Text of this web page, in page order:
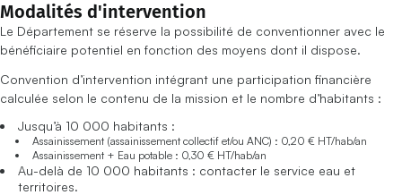
Modalités d'intervention
Le Département se réserve la possibilité de conventionner avec le
bénéficiaire potentiel en fonction des moyens dont il dispose.
Convention d’intervention intégrant une participation financière
calculée selon le contenu de la mission et le nombre d’habitants :
Jusqu’à 10 000 habitants :
Assainissement (assainissement collectif et/ou ANC) : 0,20 € HT/hab/an
Assainissement + Eau potable : 0,30 € HT/hab/an
Au-delà de 10 000 habitants : contacter le service eau et
territoires.